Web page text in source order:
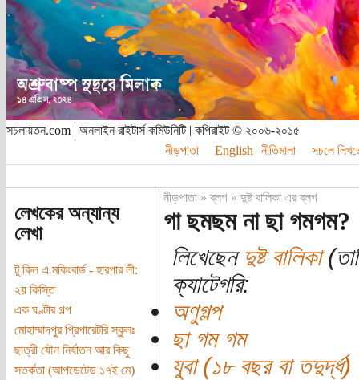
সচলায়তন.com | অনলাইন রাইটার্স কমিউনিটি | কপিরাইট © ২০০৬-২০১৫
নীড়পাতা
English নীতিমালা সচলে
লেখকের অন্যান্য
লেখা
টু কিল এ মকিংবার্ড - হারপার লী:
২য় কিস্তি
এক ঘণ্টার গল্প
মোহাম্মাদপুর প্রিপারেটরি স্কুলঃ
ছাত্রী যৌন নির্যাতন আর কিছু
সতর্কতা (আপডেটেড ১৭ই মে)
নীড়পাতা»ব্লগ» দুষ্ট বালিকা এর ব্লগ
গা ছমছম না ছা গমগম?
লিখেছেনদুষ্ট বালিকা
ক্যাটেগরি:
অণুগল্প
ছা গম গম
যুবা (১৮ বছর বা তদুর্দ্ধ)